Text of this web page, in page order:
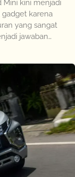
Mini kini menjadi
karena
yang sangat
jawaban…